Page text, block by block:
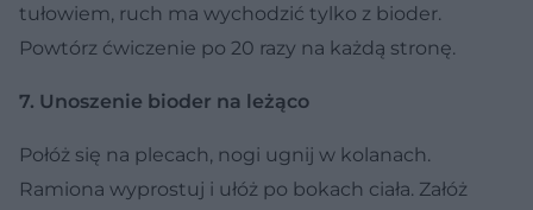
tułowiem, ruch ma wychodzić tylko z bioder.
Powtórz ćwiczenie po 20 razy na każdą stronę.
7. Unoszenie bioder na leżąco
Połóż się na plecach, nogi ugnij w kolanach.
Ramiona wyprostuj i ułóż po bokach ciała. Załóż